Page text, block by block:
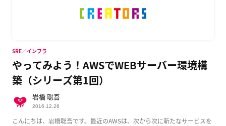
やってみよう！AWSでWEBサーバー環境構
築（シリーズ第1回）
こんにちは、岩橋聡吾です。最近のAWSは、次から次に新たなサービスを
SRE／インフラ
岩橋 聡吾
2016.12.26